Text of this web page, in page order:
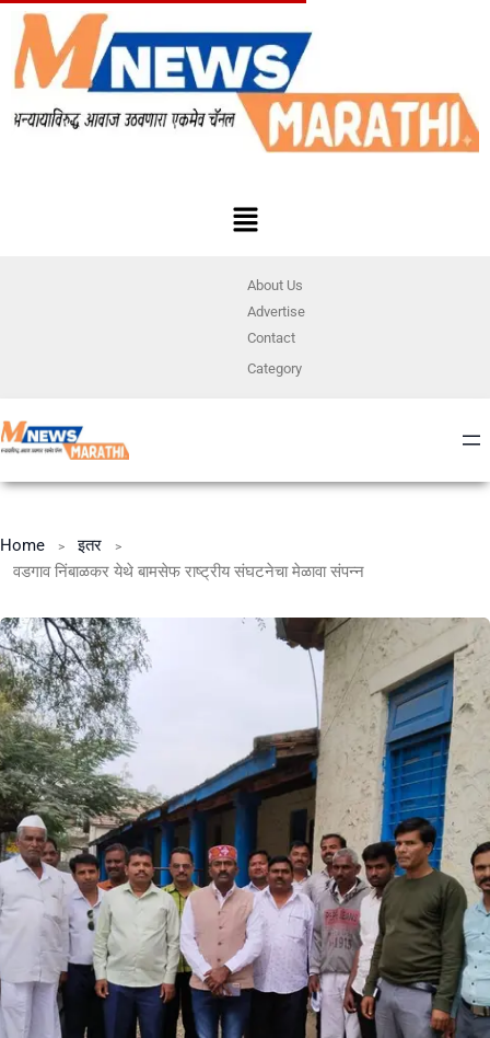
About Us
Advertise
Contact
Category
Home
इतर
वडगाव निंबाळकर येथे बामसेफ राष्ट्रीय संघटनेचा मेळावा संपन्न